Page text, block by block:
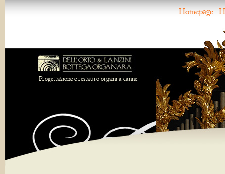
Homepage
Progettazione e restauro organi a canne